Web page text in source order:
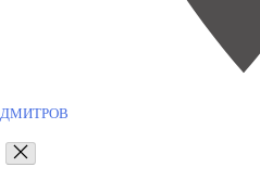
ДМИТРОВ